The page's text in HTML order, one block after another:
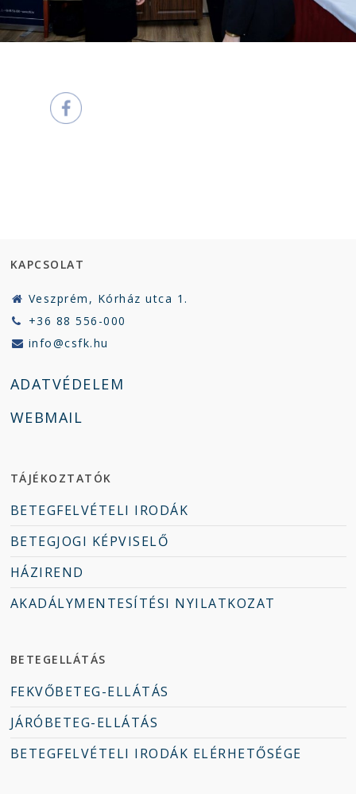
KAPCSOLAT
Veszprém, Kórház utca 1.
+36 88 556-000
info@csfk.hu
ADATVÉDELEM
WEBMAIL
TÁJÉKOZTATÓK
BETEGFELVÉTELI IRODÁK
BETEGJOGI KÉPVISELŐ
HÁZIREND
AKADÁLYMENTESÍTÉSI NYILATKOZAT
BETEGELLÁTÁS
FEKVŐBETEG-ELLÁTÁS
JÁRÓBETEG-ELLÁTÁS
BETEGFELVÉTELI IRODÁK ELÉRHETŐSÉGE